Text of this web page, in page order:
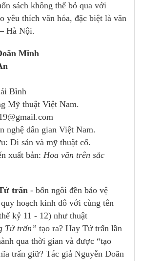
sách không thể bỏ qua với
yêu thích văn hóa, đặc biệt là văn
Hà Nội.
Minh
Bình
Mỹ thuật Việt Nam.
nghệ dân gian Việt Nam.
Di sản và mỹ thuật cổ.
xuất bản: Hoa văn trên sắc
trấn - bốn ngôi đền bảo vệ
hoạch kinh đô với cùng tên
kỷ 11 - 12) như thuật
Tứ trấn” tạo ra? Hay Tứ trấn lần
qua thời gian và được “tạo
trấn giữ? Tác giả Nguyễn Doãn